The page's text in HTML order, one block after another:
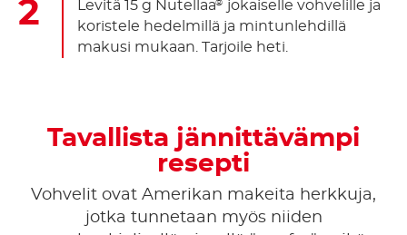
Levitä 15 g Nutellaa® jokaiselle vohvelille ja
koristele hedelmillä ja mintunlehdillä
makusi mukaan. Tarjoile heti.
Tavallista jännittävämpi
resepti
Vohvelit ovat Amerikan makeita herkkuja,
jotka tunnetaan myös niiden